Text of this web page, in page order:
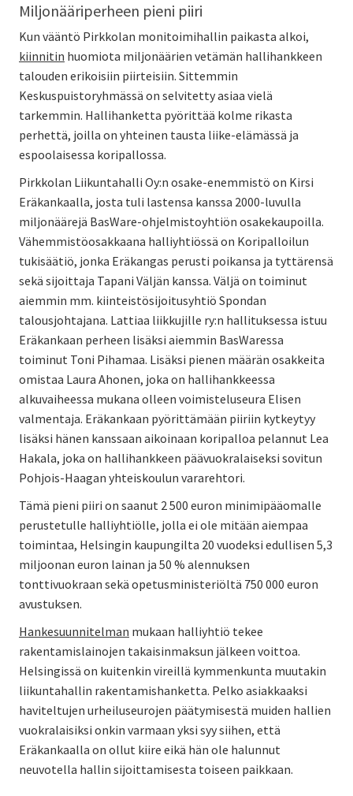
Miljonääriperheen pieni piiri
Kun vääntö Pirkkolan monitoimihallin paikasta alkoi,
kiinnitin huomiota miljonäärien vetämän hallihankkeen
talouden erikoisiin piirteisiin. Sittemmin
Keskuspuistoryhmässä on selvitetty asiaa vielä
tarkemmin. Hallihanketta pyörittää kolme rikasta
perhettä, joilla on yhteinen tausta liike-elämässä ja
espoolaisessa koripallossa.
Pirkkolan Liikuntahalli Oy:n osake-enemmistö on Kirsi
Eräkankaalla, josta tuli lastensa kanssa 2000-luvulla
miljonäärejä BasWare-ohjelmistoyhtiön osakekaupoilla.
Vähemmistöosakkaana halliyhtiössä on Koripalloilun
tukisäätiö, jonka Eräkangas perusti poikansa ja tyttärensä
sekä sijoittaja Tapani Väljän kanssa. Väljä on toiminut
aiemmin mm. kiinteistösijoitusyhtiö Spondan
talousjohtajana. Lattiaa liikkujille ry:n hallituksessa istuu
Eräkankaan perheen lisäksi aiemmin BasWaressa
toiminut Toni Pihamaa. Lisäksi pienen määrän osakkeita
omistaa Laura Ahonen, joka on hallihankkeessa
alkuvaiheessa mukana olleen voimisteluseura Elisen
valmentaja. Eräkankaan pyörittämään piiriin kytkeytyy
lisäksi hänen kanssaan aikoinaan koripalloa pelannut Lea
Hakala, joka on hallihankkeen päävuokralaiseksi sovitun
Pohjois-Haagan yhteiskoulun vararehtori.
Tämä pieni piiri on saanut 2 500 euron minimipääomalle
perustetulle halliyhtiölle, jolla ei ole mitään aiempaa
toimintaa, Helsingin kaupungilta 20 vuodeksi edullisen 5,3
miljoonan euron lainan ja 50 % alennuksen
tonttivuokraan sekä opetusministeriöltä 750 000 euron
avustuksen.
Hankesuunnitelman mukaan halliyhtiö tekee
rakentamislainojen takaisinmaksun jälkeen voittoa.
Helsingissä on kuitenkin vireillä kymmenkunta muutakin
liikuntahallin rakentamishanketta. Pelko asiakkaaksi
haviteltujen urheiluseurojen päätymisestä muiden hallien
vuokralaisiksi onkin varmaan yksi syy siihen, että
Eräkankaalla on ollut kiire eikä hän ole halunnut
neuvotella hallin sijoittamisesta toiseen paikkaan.